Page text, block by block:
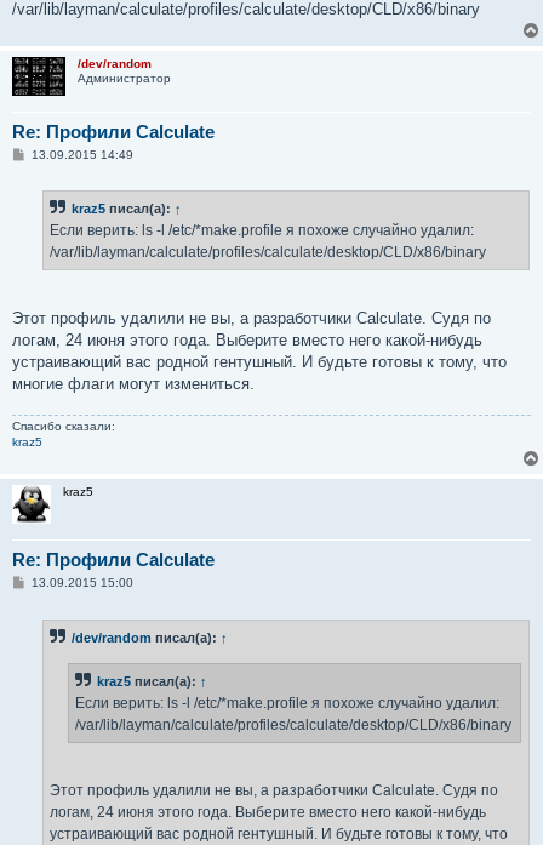
/var/lib/layman/calculate/profiles/calculate/desktop/CLD/x86/binary
/dev/random
Администратор
Re: Профили Calculate
С13.09.2015 14:49
kraz5 писал(а): ↑
Если верить: ls -l /etc/*make.profile я похоже случайно удалил:
/var/lib/layman/calculate/profiles/calculate/desktop/CLD/x86/binary
Этот профиль удалили не вы, а разработчики Calculate. Судя по
логам, 24 июня этого года. Выберите вместо него какой-нибудь
устраивающий вас родной гентушный. И будьте готовы к тому, что
многие флаги могут измениться.
Спасибо сказали:
kraz5
kraz5
Re: Профили Calculate
С13.09.2015 15:00
/dev/random писал(а): ↑
kraz5 писал(а): ↑
Если верить: ls -l /etc/*make.profile я похоже случайно удалил:
/var/lib/layman/calculate/profiles/calculate/desktop/CLD/x86/binary
Этот профиль удалили не вы, а разработчики Calculate. Судя по
логам, 24 июня этого года. Выберите вместо него какой-нибудь
устраивающий вас родной гентушный. И будьте готовы к тому, что